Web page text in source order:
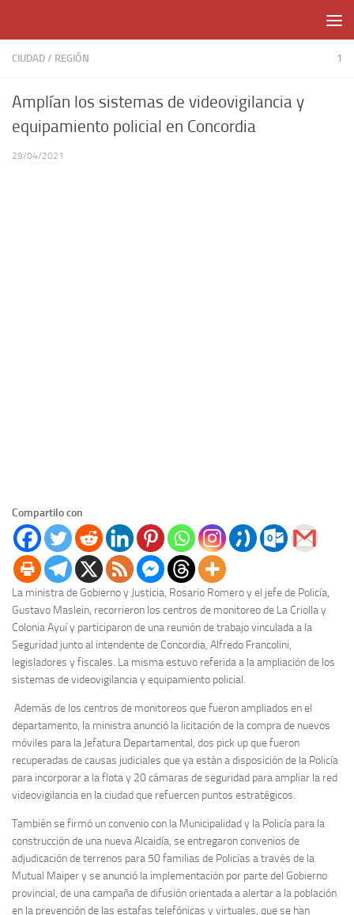
CIUDAD / REGIÓN 1
Amplían los sistemas de videovigilancia y
equipamiento policial en Concordia
29/04/2021
Compartilo con
La ministra de Gobierno y Justicia, Rosario Romero y el jefe de Policía,
Gustavo Maslein, recorrieron los centros de monitoreo de La Criolla y
Colonia Ayuí y participaron de una reunión de trabajo vinculada a la
Seguridad junto al intendente de Concordia, Alfredo Francolini,
legisladores y fiscales. La misma estuvo referida a la ampliación de los
sistemas de videovigilancia y equipamiento policial.
Además de los centros de monitoreos que fueron ampliados en el
departamento, la ministra anunció la licitación de la compra de nuevos
móviles para la Jefatura Departamental, dos pick up que fueron
recuperadas de causas judiciales que ya están a disposición de la Policía
para incorporar a la flota y 20 cámaras de seguridad para ampliar la red
videovigilancia en la ciudad que refuercen puntos estratégicos.
También se firmó un convenio con la Municipalidad y la Policía para la
construcción de una nueva Alcaidía, se entregaron convenios de
adjudicación de terrenos para 50 familias de Policías a través de la
Mutual Maiper y se anunció la implementación por parte del Gobierno
provincial, de una campaña de difusión orientada a alertar a la población
en la prevención de las estafas telefónicas y virtuales, que se han